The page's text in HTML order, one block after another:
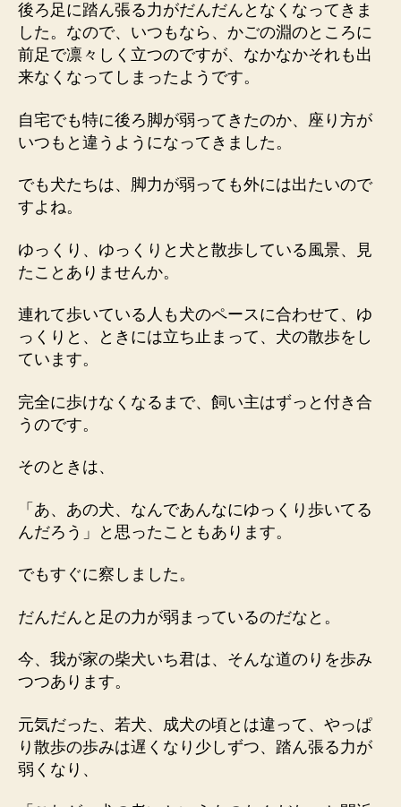
後ろ足に踏ん張る力がだんだんとなくなってきま
した。なので、いつもなら、かごの淵のところに
前足で凛々しく立つのですが、なかなかそれも出
来なくなってしまったようです。
自宅でも特に後ろ脚が弱ってきたのか、座り方が
いつもと違うようになってきました。
でも犬たちは、脚力が弱っても外には出たいので
すよね。
ゆっくり、ゆっくりと犬と散歩している風景、見
たことありませんか。
連れて歩いている人も犬のペースに合わせて、ゆ
っくりと、ときには立ち止まって、犬の散歩をし
ています。
完全に歩けなくなるまで、飼い主はずっと付き合
うのです。
そのときは、
「あ、あの犬、なんであんなにゆっくり歩いてる
んだろう」と思ったこともあります。
でもすぐに察しました。
だんだんと足の力が弱まっているのだなと。
今、我が家の柴犬いち君は、そんな道のりを歩み
つつあります。
元気だった、若犬、成犬の頃とは違って、やっぱ
り散歩の歩みは遅くなり少しずつ、踏ん張る力が
弱くなり、